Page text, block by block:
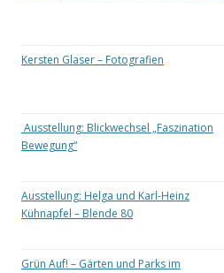
Kersten Glaser – Fotografien
Ausstellung: Blickwechsel „Faszination
Bewegung“
Ausstellung: Helga und Karl-Heinz
Kühnapfel – Blende 80
Grün Auf! – Gärten und Parks im